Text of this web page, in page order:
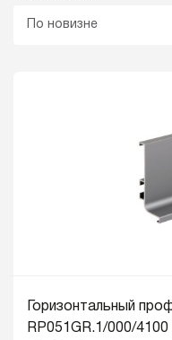
По новизне
Горизонтальный
RP051GR.1/000/4100